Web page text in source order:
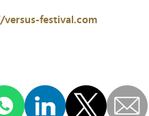
festival.com